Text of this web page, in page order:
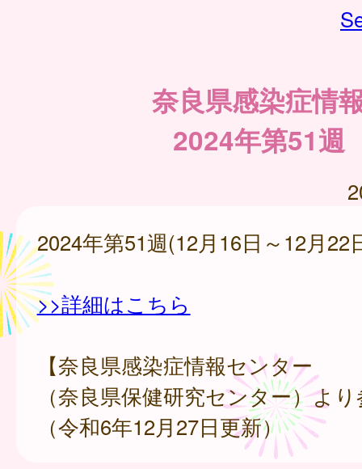
奈良県感染症情
2024年第51週
2024年第51週(12月16日～12月22
>>詳細はこちら
【奈良県感染症情報センター
（奈良県保健研究センター）よ
（令和6年12月27日更新）